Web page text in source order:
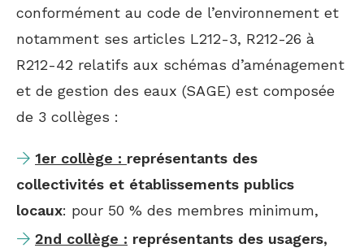
conformément au code de l’environnement et
notamment ses articles L212-3, R212-26 à
R212-42 relatifs aux schémas d’aménagement
et de gestion des eaux (SAGE) est composée
de 3 collèges :
1er collège : représentants des
collectivités et établissements publics
locaux: pour 50 % des membres minimum,
2nd collège : représentants des usagers,